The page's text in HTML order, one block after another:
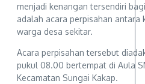
menjadi kenangan tersendiri
adalah acara perpisahan antara
warga desa sekitar.
Acara perpisahan tersebut
pukul 08.00 bertempat di Aula
Kecamatan Sungai Kakap.